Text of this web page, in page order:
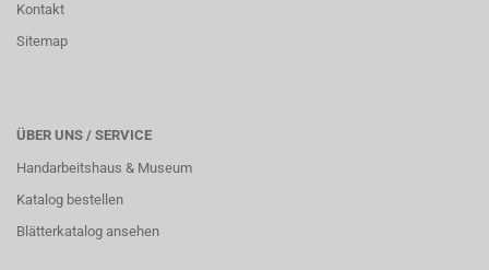
Kontakt
Sitemap
ÜBER UNS / SERVICE
Handarbeitshaus & Museum
Katalog bestellen
Blätterkatalog ansehen